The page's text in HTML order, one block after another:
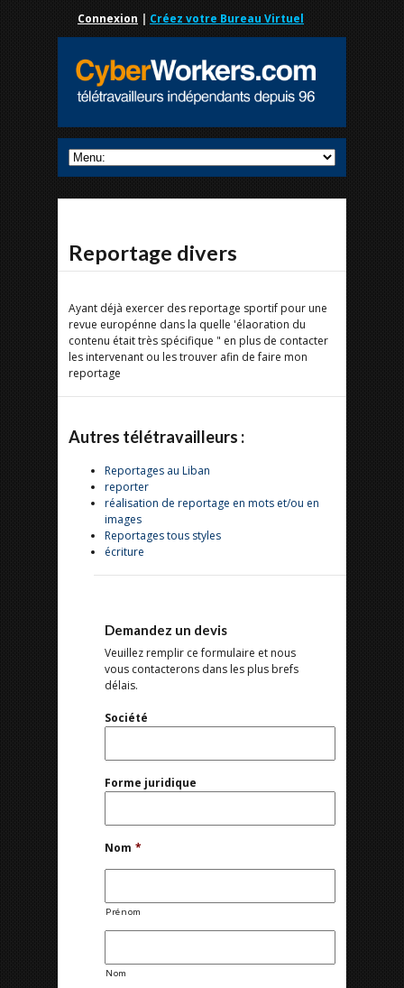
Connexion | Créez votre Bureau Virtuel
Reportage divers
Ayant déjà exercer des reportage sportif pour une
revue europénne dans la quelle 'élaoration du
contenu était très spécifique " en plus de contacter
les intervenant ou les trouver afin de faire mon
reportage
Autres télétravailleurs :
Reportages au Liban
reporter
réalisation de reportage en mots et/ou en
images
Reportages tous styles
écriture
Demandez un devis
Veuillez remplir ce formulaire et nous
vous contacterons dans les plus brefs
délais.
Société
Forme juridique
Nom *
Prénom
Nom